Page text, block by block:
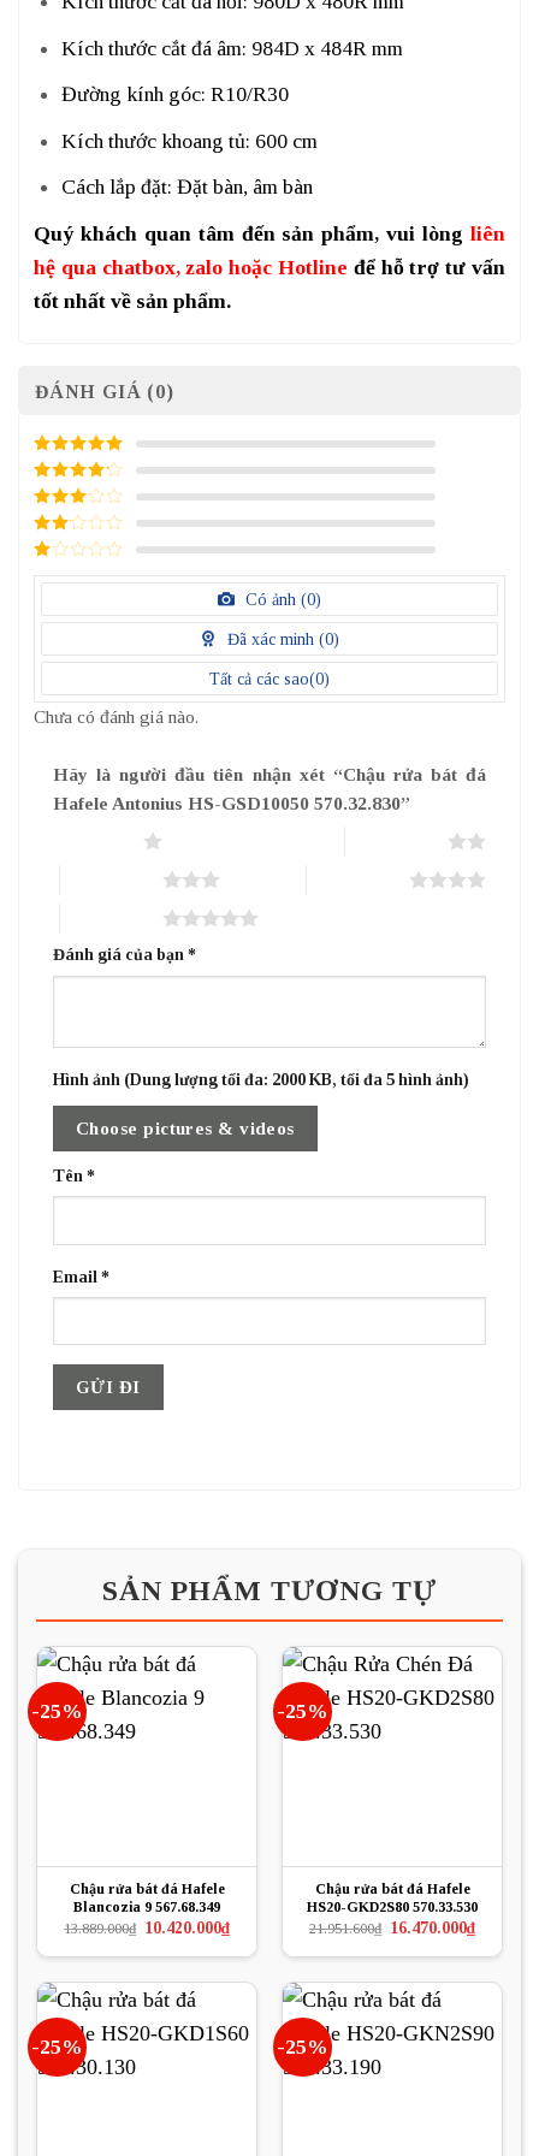
Kích thước cắt đá âm: 984D x 484R mm
Đường kính góc: R10/R30
Kích thước khoang tủ: 600 cm
Cách lắp đặt: Đặt bàn, âm bàn
Quý khách quan tâm đến sản phẩm, vui lòng liên
hệ qua chatbox, zalo hoặc Hotline để hỗ trợ tư vấn
tốt nhất về sản phẩm.
ĐÁNH GIÁ (0)
5/ 5 điểm
4/ 5
điểm
3/ 5
điểm
2/
điểm
1
điểm
Có ảnh (0)
Đã xác minh (0)
Tất cả các sao(0)
Chưa có đánh giá nào.
Hãy là người đầu tiên nhận xét “Chậu rửa bát đá
Hafele Antonius HS-GSD10050 570.32.830”
Đánh giá của bạn *
Hình ảnh (Dung lượng tối đa: 2000 KB, tối đa 5 hình ảnh)
Choose pictures & videos
Tên *
Email *
SẢN PHẨM TƯƠNG TỰ
-25%
Chậu rửa bát đá Hafele
Blancozia 9 567.68.349
13.889.000₫ Giá
là:
10.420.000₫Giá
hiện
tại
10.420.000₫.
-25%
Chậu rửa bát đá Hafele
HS20-GKD2S80 570.33.530
21.951.600₫ Giá
là:
16.470.000₫Giá
hiện
tại
-25% -25%